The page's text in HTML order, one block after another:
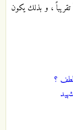
الواحد يعادل 45.83 سنتيمتراً تقريباً ، و بذلك يكون
؟